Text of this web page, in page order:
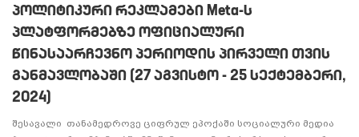
პოლიტიკური რეკლამები Meta-ს
პლატფორმებზე ოფიციალური
წინასაარჩევნო პერიოდის პირველი თვის
განმავლობაში (27 აგვისტო - 25 სექტემბერი,
2024)
შესავალი თანამედროვე ციფრულ ეპოქაში სოციალური მედია